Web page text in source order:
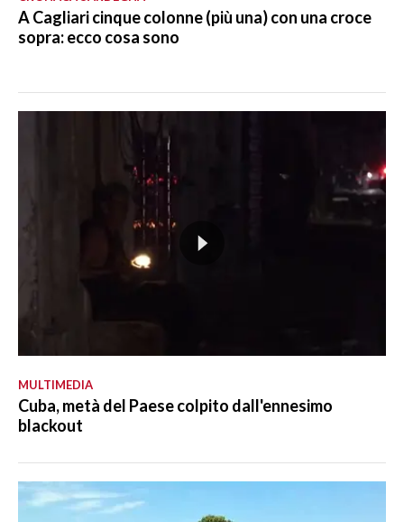
A Cagliari cinque colonne (più una) con una croce
sopra: ecco cosa sono
MULTIMEDIA
Cuba, metà del Paese colpito dall'ennesimo
blackout